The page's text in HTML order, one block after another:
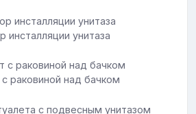
инсталляции унитаза
с раковиной над бачком